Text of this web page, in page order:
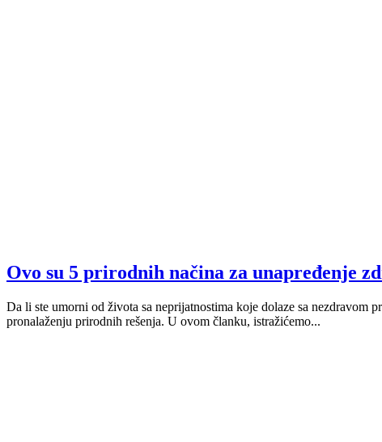
Ovo su 5 prirodnih načina za unapređenje
Da li ste umorni od života sa neprijatnostima koje dolaze sa nezdravom
pronalaženju prirodnih rešenja. U ovom članku, istražićemo...